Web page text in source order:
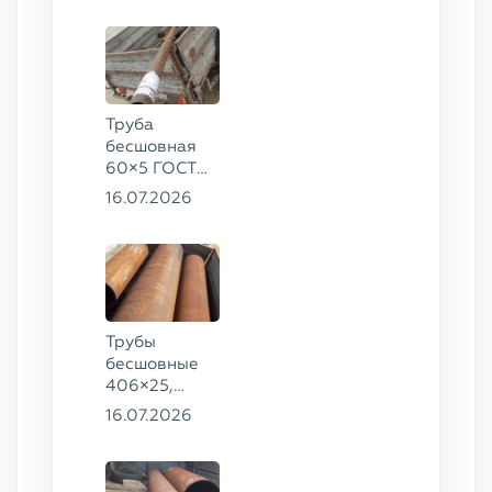
Труба
бесшовная
60×5 ГОСТ
8732-78, ст.
16.07.2026
Трубы
бесшовные
406×25,
325×20,
09Г2С
16.07.2026